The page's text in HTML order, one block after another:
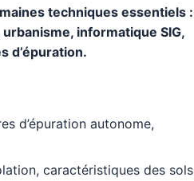
techniques essentiels :
informatique SIG,
d’épuration.
d’épuration autonome,
caractéristiques des sols